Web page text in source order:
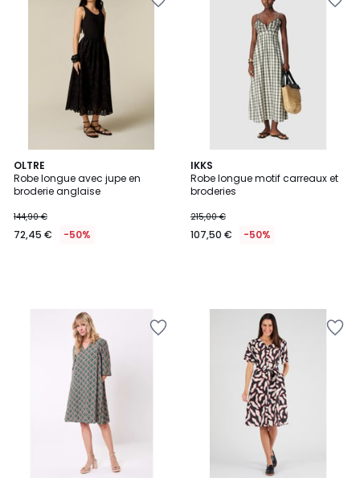
OLTRE
Robe longue avec jupe en
broderie anglaise
144,90 €
72,45 € -50%
IKKS
Robe longue motif carreaux et
broderies
215,00 €
107,50 € -50%